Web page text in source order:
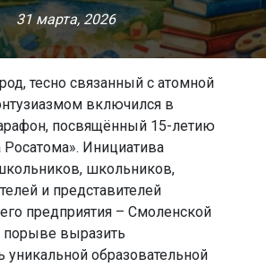
31 марта, 2026
тесно связанный с атомной
включился в
посвящённый 15-летию
Инициатива
школьников,
и представителей
предприятия – Смоленской
выразить
уникальной образовательной